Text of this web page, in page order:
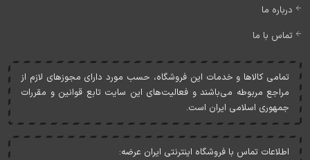
درباره ما
تماس با ما
تمامی کالاها و خدمات اين فروشگاه، حسب مورد دارای مجوزهای لازم از
مراجع مربوطه می‌باشند و فعاليت‌های اين سايت تابع قوانين و مقررات
جمهوری اسلامی ايران است.
اطلاعات تماس با فروشگاه اینترنتی ایران عرضه: